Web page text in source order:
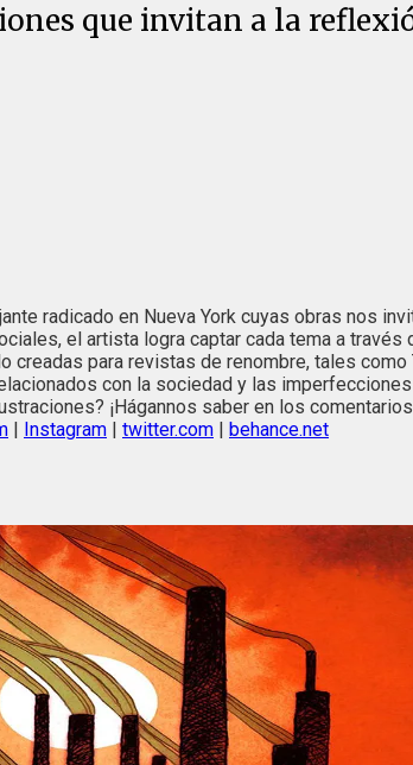
que invitan a la
radicado en Nueva York cuyas obras nos
el artista logra captar cada tema a
para revistas de renombre, tales
con la sociedad y las
¡Hágannos saber en los
| Instagram | twitter.com | behance.net